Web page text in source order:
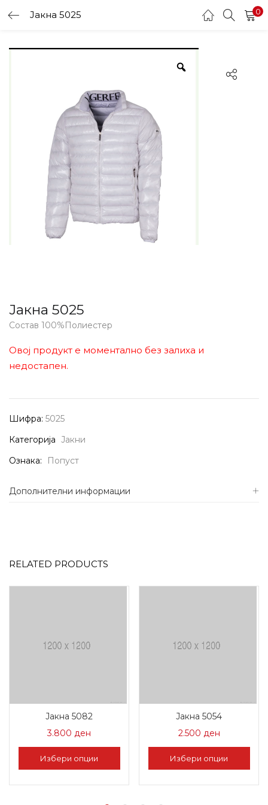
Јакна 5025 0
Јакна 5025
Состав 100%Полиестер
Овој продукт е моментално без залиха и
недостапен.
Шифра: 5025
Категорија Јакни
Ознака:
Попуст
Дополнителни информации
RELATED PRODUCTS
Јакна 5082
3.800 ден
Избери опции
Јакна 5054
2.500 ден
Избери опции
LOGIN
Enter your username and password to login.
Remember me
Login
Lost password?